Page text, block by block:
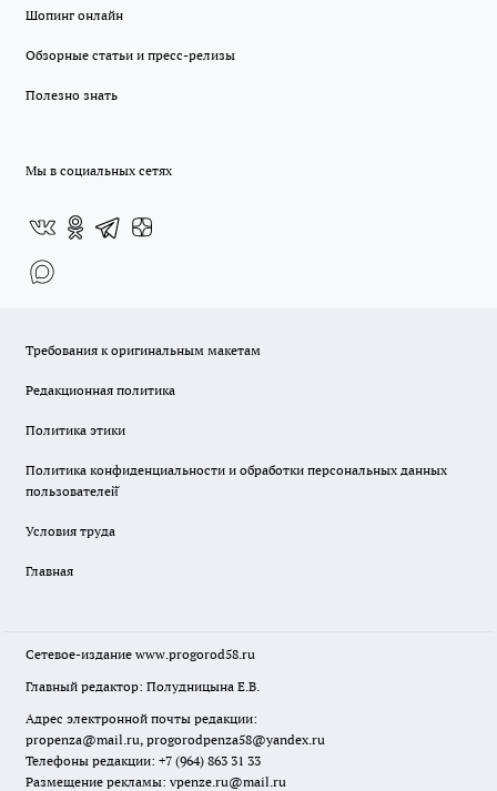
Шопинг онлайн
Обзорные статьи и пресс-релизы
Полезно знать
Мы в социальных сетях
Требования к оригинальным макетам
Редакционная политика
Политика этики
Политика конфиденциальности и обработки персональных данных
пользователей̆
Условия труда
Главная
Сетевое-издание www.progorod58.ru
Главный редактор: Полудницына Е.В.
Адрес электронной почты редакции:
propenza@mail.ru, progorodpenza58@yandex.ru
Телефоны редакции: +7 (964) 863 31 33
Размещение рекламы: vpenze.ru@mail.ru